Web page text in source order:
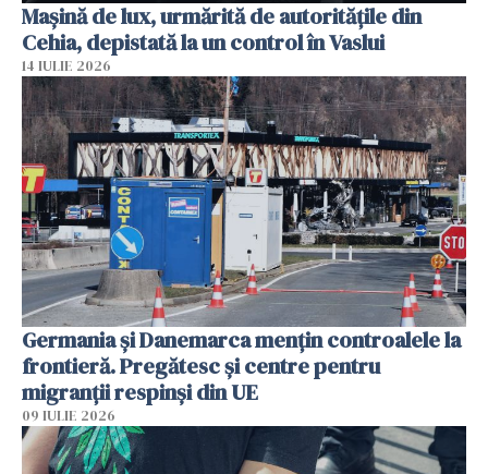
Mașină de lux, urmărită de autoritățile din
Cehia, depistată la un control în Vaslui
14 IULIE 2026
Germania și Danemarca mențin controalele la
frontieră. Pregătesc și centre pentru
migranții respinși din UE
09 IULIE 2026